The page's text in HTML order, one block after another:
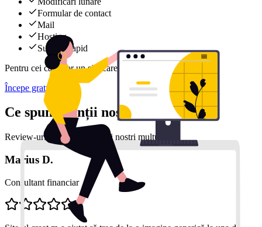
Formular de contact
Mail
Hosting
Support rapid
Pentru cei care vor un site care evoluează constant.
Începe gratuit
Ce spun clienții noștri
Review-uri reale de la clienții noștri mulțumiți
Marius D.
Consultant financiar